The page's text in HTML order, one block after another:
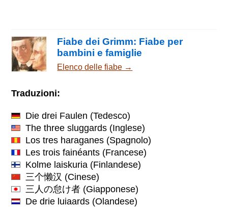
Fiabe dei Grimm: Fiabe per
bambini e famiglie
Elenco delle fiabe →
Traduzioni:
Die drei Faulen (Tedesco)
The three sluggards (Inglese)
Los tres haraganes (Spagnolo)
Les trois fainéants (Francese)
Kolme laiskuria (Finlandese)
三个懒汉 (Cinese)
三人の怠け者 (Giapponese)
De drie luiaards (Olandese)